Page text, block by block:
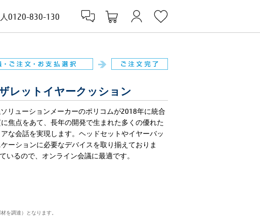
0120-830-130
レットイヤークッション
リューションメーカーのポリコムが2018年に統合
焦点をあて、長年の開発で生まれた多くの優れた
な会話を実現します。ヘッドセットやイヤーバッ
ーションに必要なデバイスを取り揃えておりま
いるので、オンライン会議に最適です。
を調達）となります。